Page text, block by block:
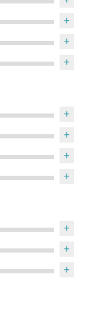
+
+
+
+
+
+
+
+
+
+